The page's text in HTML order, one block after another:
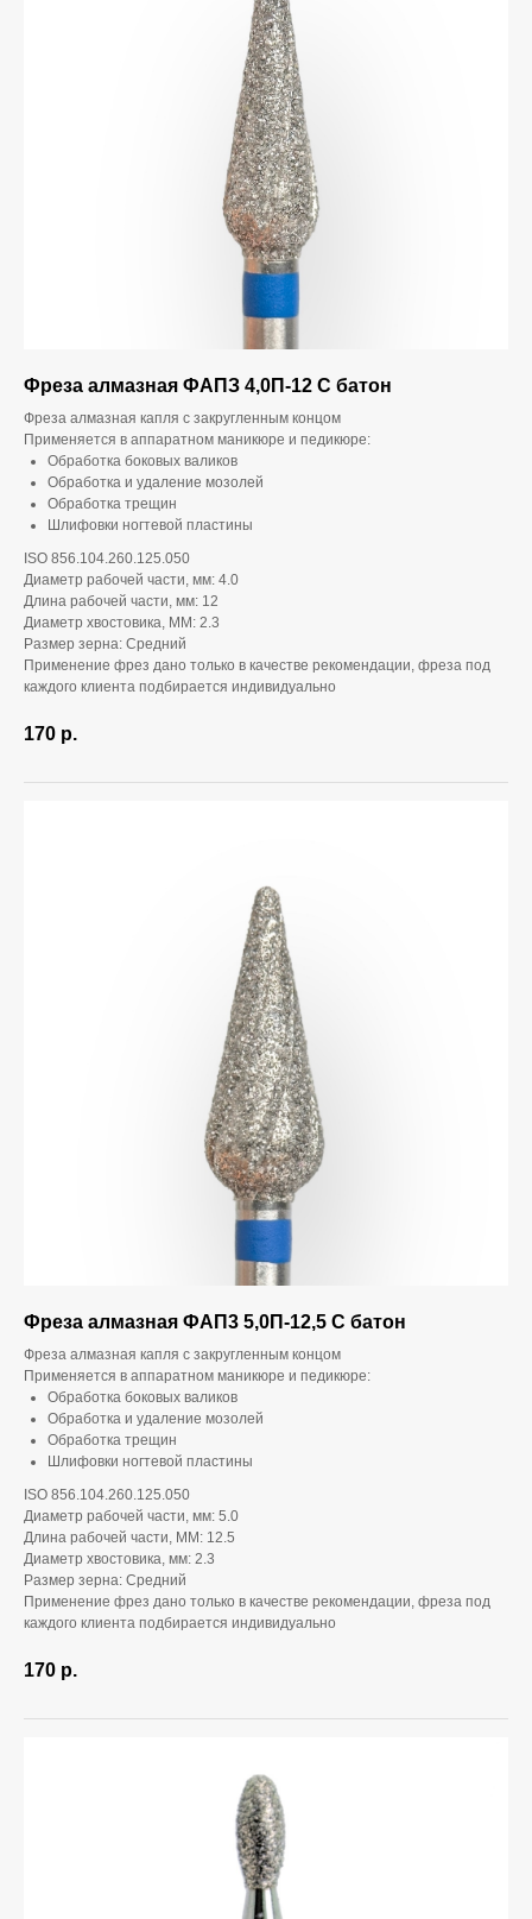
Фреза алмазная ФАПЗ 4,0П-12 С батон
Фреза алмазная капля с закругленным концом
Применяется в аппаратном маникюре и педикюре:
Обработка боковых валиков
Обработка и удаление мозолей
Обработка трещин
Шлифовки ногтевой пластины
ISO 856.104.260.125.050
Диаметр рабочей части, мм: 4.0
Длина рабочей части, мм: 12
Диаметр хвостовика, ММ: 2.3
Размер зерна: Средний
Применение фрез дано только в качестве рекомендации, фреза под
каждого клиента подбирается индивидуально
170 р.
Фреза алмазная ФАП3 5,0П-12,5 С батон
Фреза алмазная капля с закругленным концом
Применяется в аппаратном маникюре и педикюре:
Обработка боковых валиков
Обработка и удаление мозолей
Обработка трещин
Шлифовки ногтевой пластины
ISO 856.104.260.125.050
Диаметр рабочей части, мм: 5.0
Длина рабочей части, ММ: 12.5
Диаметр хвостовика, мм: 2.3
Размер зерна: Средний
Применение фрез дано только в качестве рекомендации, фреза под
каждого клиента подбирается индивидуально
170 р.